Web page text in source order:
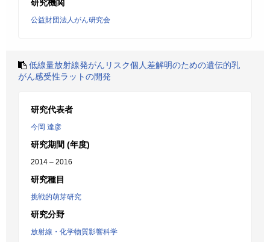
研究機関
公益財団法人がん研究会
低線量放射線発がんリスク個人差解明のための遺伝的乳
がん感受性ラットの開発
研究代表者
今岡 達彦
研究期間 (年度)
2014 – 2016
研究種目
挑戦的萌芽研究
研究分野
放射線・化学物質影響科学